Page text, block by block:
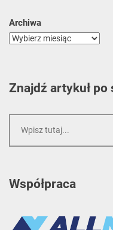
Archiwa
Znajdź artykuł po
Współpraca